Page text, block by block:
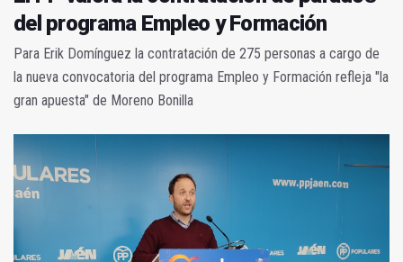
del programa Empleo y Formación
Para Erik Domínguez la contratación de 275 personas a cargo de
la nueva convocatoria del programa Empleo y Formación refleja "la
gran apuesta" de Moreno Bonilla